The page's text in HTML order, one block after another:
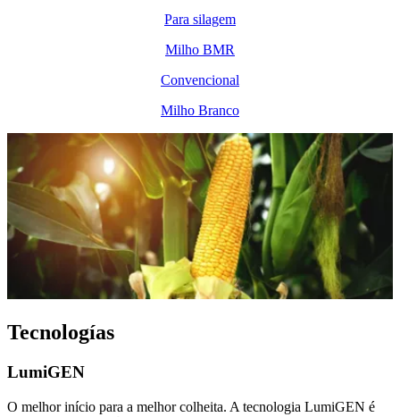
Para silagem
Milho BMR
Convencional
Milho Branco
Tecnologías
LumiGEN
O melhor início para a melhor colheita. A tecnologia LumiGEN é